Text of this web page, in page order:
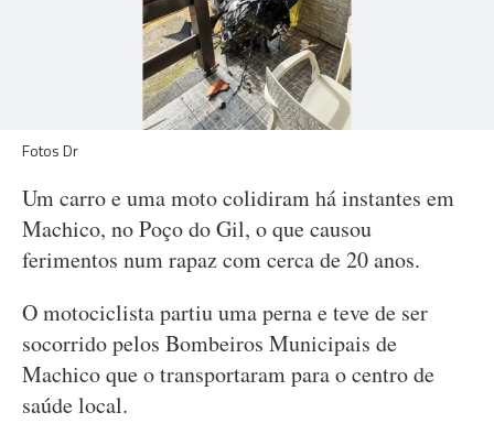
Fotos Dr
Um carro e uma moto colidiram há instantes em
Machico, no Poço do Gil, o que causou
ferimentos num rapaz com cerca de 20 anos.
O motociclista partiu uma perna e teve de ser
socorrido pelos Bombeiros Municipais de
Machico que o transportaram para o centro de
saúde local.